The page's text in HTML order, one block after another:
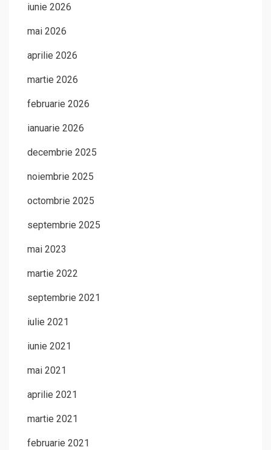
iunie 2026
mai 2026
aprilie 2026
martie 2026
februarie 2026
ianuarie 2026
decembrie 2025
noiembrie 2025
octombrie 2025
septembrie 2025
mai 2023
martie 2022
septembrie 2021
iulie 2021
iunie 2021
mai 2021
aprilie 2021
martie 2021
februarie 2021